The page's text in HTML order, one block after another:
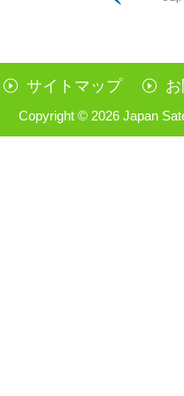
サイトマップ
Copyright © 2026 Japan